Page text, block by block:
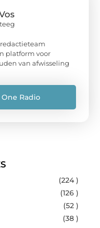
platform voor
van afwisseling
Radio
(224 )
(126 )
(52 )
(38 )